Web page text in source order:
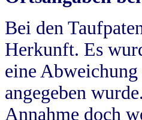
Bei den
Herkunft. Es
eine
angegeben
Annahme doch